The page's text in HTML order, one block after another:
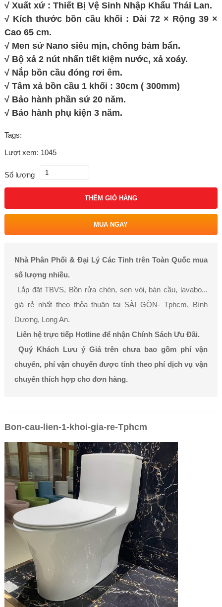
√ Xuất xứ : Thiết Bị Vệ Sinh Nhập Khẩu Thái Lan.
√ Kích thước bồn cầu khối : Dài 72 × Rộng 39 ×
Cao 65 cm.
√ Men sứ Nano siêu mịn, chống bám bẩn.
√ Bộ xả 2 nút nhấn tiết kiệm nước, xả xoáy.
√ Nắp bồn cầu đóng rơi êm.
√ Tâm xả bồn cầu 1 khối : 30cm ( 300mm)
√ Bảo hành phần sứ 20 năm.
√ Bảo hành phụ kiện 3 năm.
Tags:
Lượt xem: 1045
Số lượng
THÊM GIỎ HÀNG
MUA NGAY
Nhà Phân Phối & Đại Lý Các Tỉnh trên Toàn Quốc mua
số lượng nhiều.
Lắp đặt TBVS, Bồn rửa chén, sen vòi, bàn cầu, lavabo...
giá rẻ nhất theo thỏa thuận tại SÀI GÒN- Tphcm, Bình
Dương, Long An.
Liên hệ trực tiếp Hotline để nhận Chính Sách Ưu Đãi.
Quý Khách Lưu ý Giá trên chưa bao gồm phí vận
chuyển, phí vận chuyển được tính theo phí dịch vụ vận
chuyển thích hợp cho đơn hàng.
Bon-cau-lien-1-khoi-gia-re-Tphcm